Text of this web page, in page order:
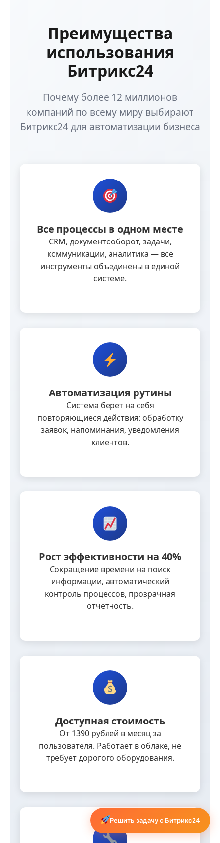
Преимущества
использования
Битрикс24
Почему более 12 миллионов
компаний по всему миру выбирают
Битрикс24 для автоматизации бизнеса
Все процессы в одном месте
CRM, документооборот, задачи,
коммуникации, аналитика — все
инструменты объединены в единой
системе.
Автоматизация рутины
Система берет на себя
повторяющиеся действия: обработку
заявок, напоминания, уведомления
клиентов.
Рост эффективности на 40%
Сокращение времени на поиск
информации, автоматический
контроль процессов, прозрачная
отчетность.
Доступная стоимость
От 1390 рублей в месяц за
пользователя. Работает в облаке, не
требует дорогого оборудования.
Решить задачу с Битрикс24